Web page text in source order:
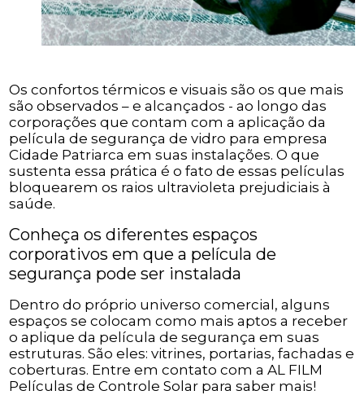
Os confortos térmicos e visuais são os que mais
são observados – e alcançados - ao longo das
corporações que contam com a aplicação da
película de segurança de vidro para empresa
Cidade Patriarca em suas instalações. O que
sustenta essa prática é o fato de essas películas
bloquearem os raios ultravioleta prejudiciais à
saúde.
Conheça os diferentes espaços
corporativos em que a película de
segurança pode ser instalada
Dentro do próprio universo comercial, alguns
espaços se colocam como mais aptos a receber
o aplique da película de segurança em suas
estruturas. São eles: vitrines, portarias, fachadas e
coberturas. Entre em contato com a AL FILM
Películas de Controle Solar para saber mais!